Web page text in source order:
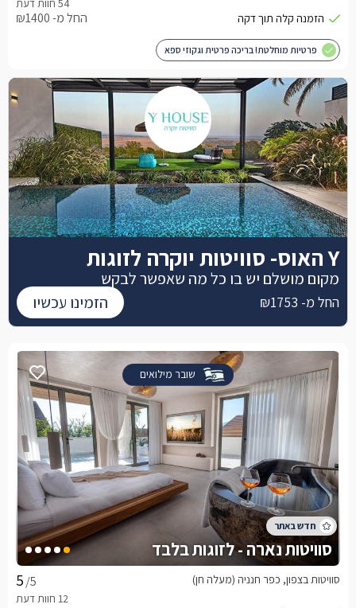
החל מ- ₪1400
פרטיות מוחלטת! בריכה פרטית וגקוזי ספא
שובר מילואים
סוויטות נארה - לזוגות בלבד
/5 סוויטות בצפון, כפר חנניה (מעלה חן)
Y האוס- סוויטות יוקרה לזוגות
מקום מושלם יש בו כל מה שאפשר לבקש
החל מ- ₪1753 הזמינו עכשיו